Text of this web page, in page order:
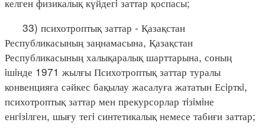
33) психотроптық заттар - Қазақстан
Республикасының заңнамасына, Қазақстан
Республикасының халықаралық шарттарына, соның
iшiнде 1971 жылғы Психотроптық заттар туралы
конвенцияға сәйкес бақылау жасалуға жататын Есiрткi,
психотроптық заттар мен прекурсорлар тiзiмiне
енгiзiлген, шығу тегi синтетикалық немесе табиғи заттар;